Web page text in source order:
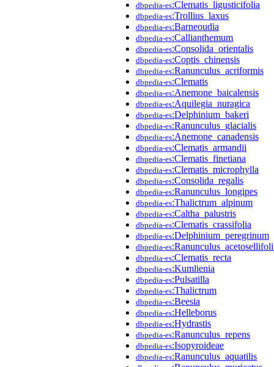
dbpedia-es:Clematis_ligusticifolia
dbpedia-es:Trollius_laxus
dbpedia-es:Barneoudia
dbpedia-es:Callianthemum
dbpedia-es:Consolida_orientalis
dbpedia-es:Coptis_chinensis
dbpedia-es:Ranunculus_acriformis
dbpedia-es:Clematis
dbpedia-es:Anemone_baicalensis
dbpedia-es:Aquilegia_nuragica
dbpedia-es:Delphinium_bakeri
dbpedia-es:Ranunculus_glacialis
dbpedia-es:Anemone_canadensis
dbpedia-es:Clematis_armandii
dbpedia-es:Clematis_finetiana
dbpedia-es:Clematis_microphylla
dbpedia-es:Consolida_regalis
dbpedia-es:Ranunculus_longipes
dbpedia-es:Thalictrum_alpinum
dbpedia-es:Caltha_palustris
dbpedia-es:Clematis_crassifolia
dbpedia-es:Delphinium_peregrinum
dbpedia-es
dbpedia-es:Clematis_recta
dbpedia-es:Kumlienia
dbpedia-es:Pulsatilla
dbpedia-es:Thalictrum
dbpedia-es:Beesia
dbpedia-es:Helleborus
dbpedia-es:Hydrastis
dbpedia-es:Ranunculus_repens
dbpedia-es:Isopyroideae
dbpedia-es:Ranunculus_aquatilis